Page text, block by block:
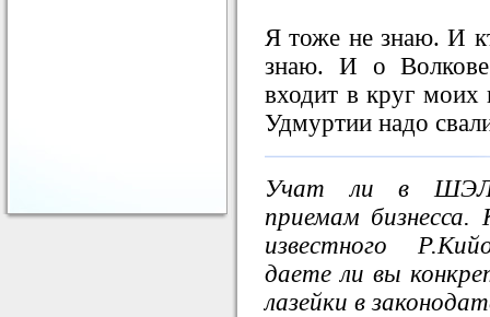
Я тоже не знаю. И
знаю. И о
входит в круг моих
Удмуртии надо
Учат ли в ШЭЛ
приемам
известного
даете ли вы
лазейки в